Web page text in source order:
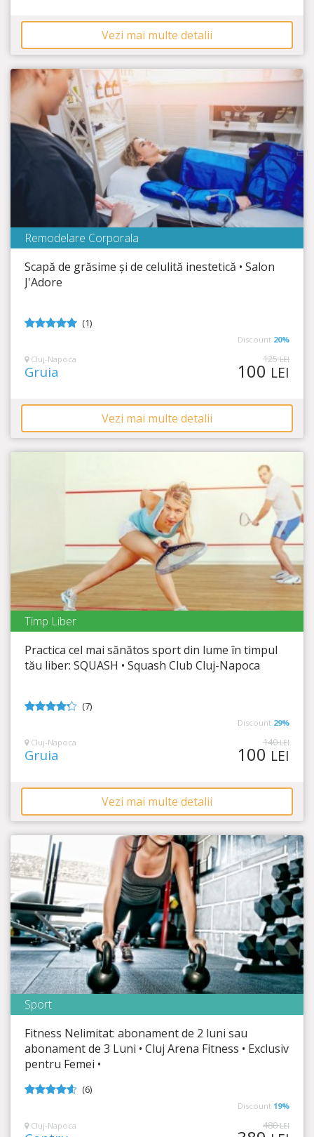
Vezi mai multe detalii
Timp Rămas
Remodelare Corporala
Scapă de grăsime și de celulită inestetică • Salon
J'Adore
(1)
Discount 20%
Cluj-Napoca
Gruia
125LEI
100 LEI
Vezi mai multe detalii
Timp Rămas
3:50:43
Timp Liber
Practica cel mai sănătos sport din lume în timpul
tău liber: SQUASH • Squash Club Cluj-Napoca
(7)
Discount 29%
Cluj-Napoca
Gruia
140LEI
100 LEI
Vezi mai multe detalii
Timp Rămas
4:00:43
Sport
Fitness Nelimitat: abonament de 2 luni sau
abonament de 3 Luni • Cluj Arena Fitness • Exclusiv
pentru Femei •
(6)
Discount 19%
Cluj-Napoca
480LEI